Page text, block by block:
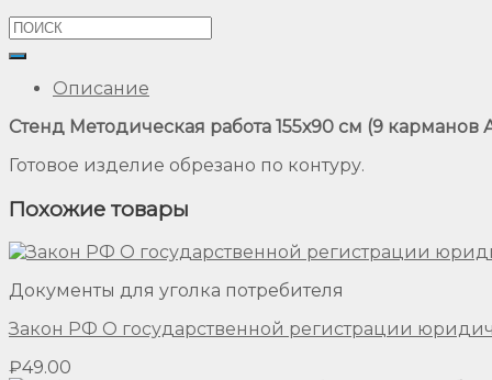
Описание
Стенд Методическая работа 155х90 см (9 карманов
Готовое изделие обрезано по контуру.
Похожие товары
Документы для уголка потребителя
Закон РФ О государственной регистрации
₽49.00